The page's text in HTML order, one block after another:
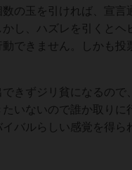
数の玉を引ければ、宣言
し、ハズレを引くとヘ
できません。しかも投
きずジリ貧になるので
いないので誰か取りに
バルらしい感覚を得ら